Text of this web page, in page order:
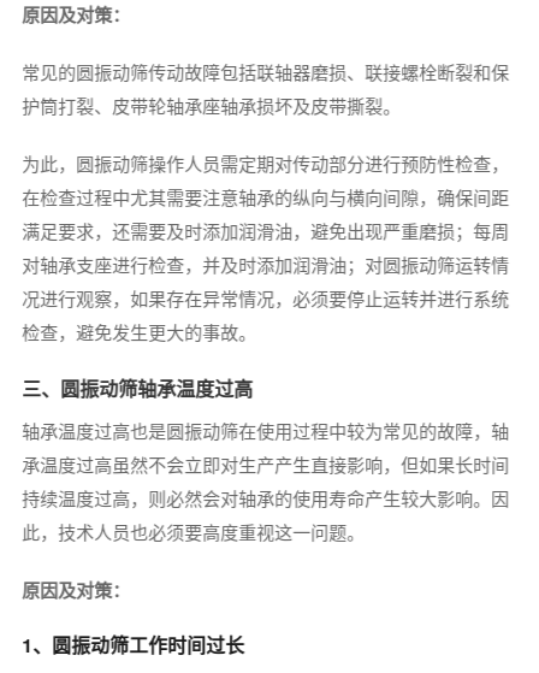
原因及对策：
常见的圆振动筛传动故障包括联轴器磨损、联接螺栓断裂和保
护筒打裂、皮带轮轴承座轴承损坏及皮带撕裂。
为此，圆振动筛操作人员需定期对传动部分进行预防性检查，
在检查过程中尤其需要注意轴承的纵向与横向间隙，确保间距
满足要求，还需要及时添加润滑油，避免出现严重磨损；每周
对轴承支座进行检查，并及时添加润滑油；对圆振动筛运转情
况进行观察，如果存在异常情况，必须要停止运转并进行系统
检查，避免发生更大的事故。
三、圆振动筛轴承温度过高
轴承温度过高也是圆振动筛在使用过程中较为常见的故障，轴
承温度过高虽然不会立即对生产产生直接影响，但如果长时间
持续温度过高，则必然会对轴承的使用寿命产生较大影响。因
此，技术人员也必须要高度重视这一问题。
原因及对策：
1、圆振动筛工作时间过长